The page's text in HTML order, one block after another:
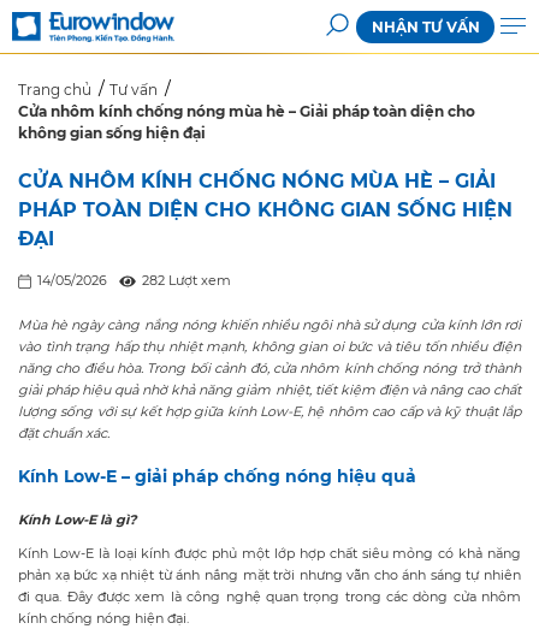
NHẬN TƯ VẤN
Trang chủ
Tư vấn
Cửa nhôm kính chống nóng mùa hè – Giải pháp toàn diện cho
không gian sống hiện đại
CỬA NHÔM KÍNH CHỐNG NÓNG MÙA HÈ – GIẢI
PHÁP TOÀN DIỆN CHO KHÔNG GIAN SỐNG HIỆN
ĐẠI
14/05/2026 282 Lượt xem
Mùa hè ngày càng nắng nóng khiến nhiều ngôi nhà sử dụng cửa kính lớn rơi
vào tình trạng hấp thụ nhiệt mạnh, không gian oi bức và tiêu tốn nhiều điện
năng cho điều hòa. Trong bối cảnh đó, cửa nhôm kính chống nóng trở thành
giải pháp hiệu quả nhờ khả năng giảm nhiệt, tiết kiệm điện và nâng cao chất
lượng sống với sự kết hợp giữa kính Low-E, hệ nhôm cao cấp và kỹ thuật lắp
đặt chuẩn xác.
Kính Low-E – giải pháp chống nóng hiệu quả
Kính Low-E là gì?
Kính Low-E là loại kính được phủ một lớp hợp chất siêu mỏng có khả năng
phản xạ bức xạ nhiệt từ ánh nắng mặt trời nhưng vẫn cho ánh sáng tự nhiên
đi qua. Đây được xem là công nghệ quan trọng trong các dòng cửa nhôm
kính chống nóng hiện đại.